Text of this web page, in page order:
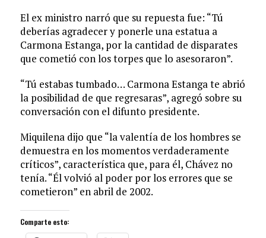
El ex ministro narró que su repuesta fue: “Tú
deberías agradecer y ponerle una estatua a
Carmona Estanga, por la cantidad de disparates
que cometió con los torpes que lo asesoraron”.
“Tú estabas tumbado… Carmona Estanga te abrió
la posibilidad de que regresaras”, agregó sobre su
conversación con el difunto presidente.
Miquilena dijo que “la valentía de los hombres se
demuestra en los momentos verdaderamente
críticos”, característica que, para él, Chávez no
tenía. “Él volvió al poder por los errores que se
cometieron” en abril de 2002.
Comparte esto: